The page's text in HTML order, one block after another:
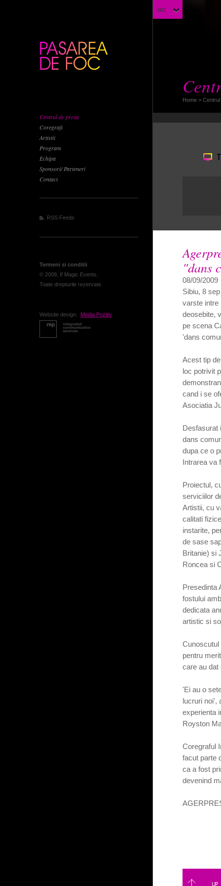
RO
Centrul de presa
Coregrafi
Artistii
Program
Echipa
Sponsori/ Parteneri
Contact
RSS Feeds
Termeni si conditii
© 2009, If Magic Events.
Toate drepturile rezervate.
Website design: Media Pozitiv
Home >
"dans
08/09/2009
Sibiu, 8
varste intre
deosebite,
pe scena
'dans
Acest tip
loc potrivit
cand i se
Asociatia
Desfasurat
dans
dupa ce o
Intrarea va
Proiectul,
serviciilor
Artistii, cu
calitati
instarite,
de sase
Britanie) si
Roncea si
Presedinta
fostului
dedicata
artistic si
Cunoscutul
pentru
care au dat
'Ei au o
lucruri noi',
experienta
Royston
Coregraful
facut parte
ca a fost
devenind